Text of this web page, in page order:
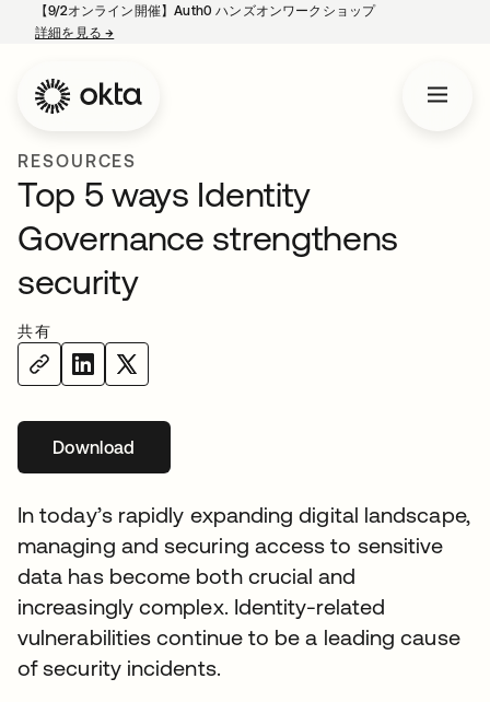
【9/2オンライン開催】Auth0 ハンズオンワークショップ
詳細を見る→
RESOURCES
Top 5 ways Identity
Governance strengthens
security
共有
Download新しいタブで開く
In today’s rapidly expanding digital landscape,
managing and securing access to sensitive
data has become both crucial and
increasingly complex. Identity-related
vulnerabilities continue to be a leading cause
of security incidents.